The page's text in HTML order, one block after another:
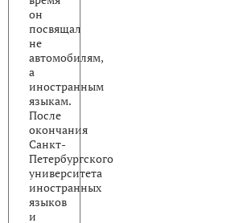
он
посвящал
не
автомобилям,
а
иностранным
языкам.
После
окончания
Санкт-
Петербургского
университета
иностранных
языков
и